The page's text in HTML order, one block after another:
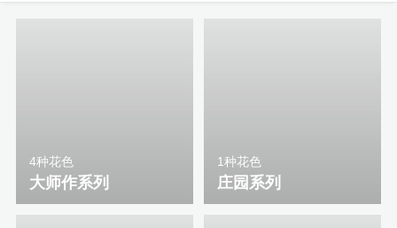
4种花色
大师作系列
1种花色
庄园系列